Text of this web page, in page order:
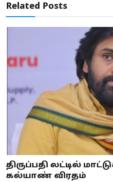
Related Posts
திருப்பதி லட்டில்
கல்யாண் விரதம்